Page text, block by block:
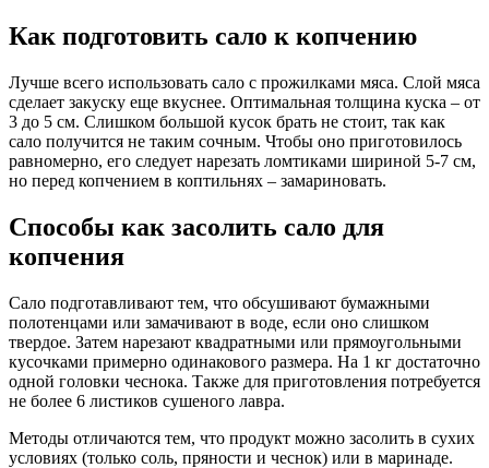
Как подготовить сало к копчению
Лучше всего использовать сало с прожилками мяса. Слой мяса
сделает закуску еще вкуснее. Оптимальная толщина куска – от
3 до 5 см. Слишком большой кусок брать не стоит, так как
сало получится не таким сочным. Чтобы оно приготовилось
равномерно, его следует нарезать ломтиками шириной 5-7 см,
но перед копчением в коптильнях – замариновать.
Способы как засолить сало для
копчения
Сало подготавливают тем, что обсушивают бумажными
полотенцами или замачивают в воде, если оно слишком
твердое. Затем нарезают квадратными или прямоугольными
кусочками примерно одинакового размера. На 1 кг достаточно
одной головки чеснока. Также для приготовления потребуется
не более 6 листиков сушеного лавра.
Методы отличаются тем, что продукт можно засолить в сухих
условиях (только соль, пряности и чеснок) или в маринаде.